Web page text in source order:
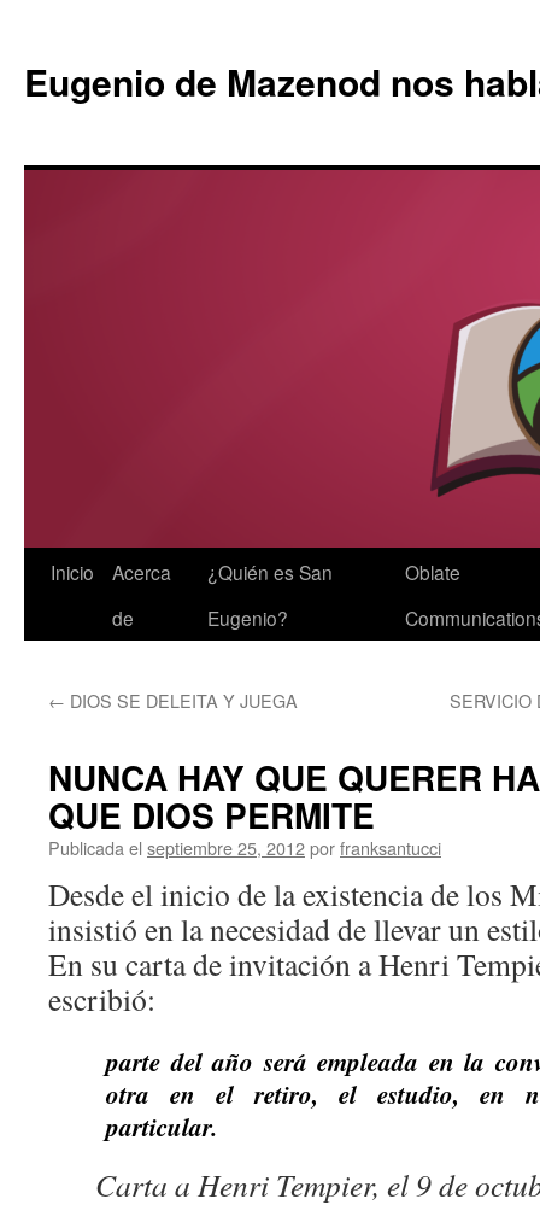
Eugenio de Mazenod nos
Saltar
Inicio
Acerca
de
¿Quién es San
Eugenio?
Oblate
← DIOS SE DELEITA Y JUEGA SERVICIO
NUNCA HAY QUE QUERER
QUE DIOS PERMITE
Publicada el septiembre 25, 2012porfranksantucci
Desde el inicio de la existencia de los
insistió en la necesidad de llevar un
En su carta de invitación a Henri
escribió:
parte del año será empleada en la
otra en el retiro, el estudio, en
particular.
Carta a Henri Tempier, el 9 de